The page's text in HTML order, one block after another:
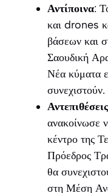
Αντίποινα:
και drones
βάσεων και
Σαουδική
Νέα κύματα
συνεχιστούν.
ανακοίνωσε
κέντρο της
Πρόεδρος
θα
στη Μέση